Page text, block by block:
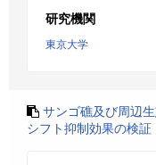
研究機関
東京大学
サンゴ礁及び周辺
シフト抑制効果の検証